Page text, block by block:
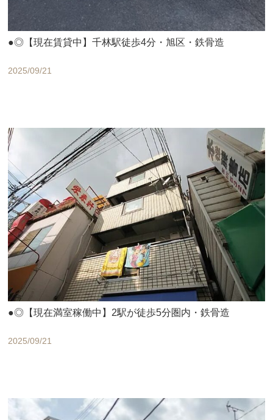
●◎【現在賃貸中】千林駅徒歩4分・旭区・鉄骨造
2025/09/21
●◎【現在満室稼働中】2駅が徒歩5分圏内・鉄骨造
2025/09/21